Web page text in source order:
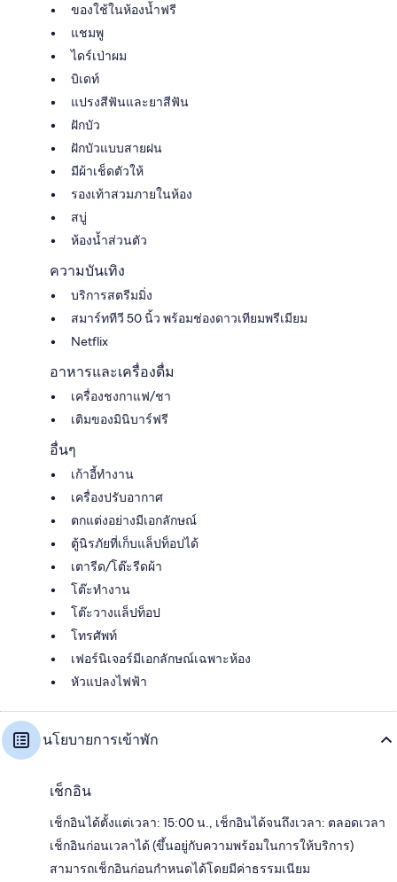
ของใช้ในห้องน้ำฟรี
แชมพู
ไดร์เป่าผม
บิเดท์
แปรงสีฟันและยาสีฟัน
ฝักบัว
ฝักบัวแบบสายฝน
มีผ้าเช็ดตัวให้
รองเท้าสวมภายในห้อง
สบู่
ห้องน้ำส่วนตัว
ความบันเทิง
บริการสตรีมมิ่ง
สมาร์ททีวี 50 นิ้ว พร้อมช่องดาวเทียมพรีเมียม
Netflix
อาหารและเครื่องดื่ม
เครื่องชงกาแฟ/ชา
เติมของมินิบาร์ฟรี
อื่นๆ
เก้าอี้ทำงาน
เครื่องปรับอากาศ
ตกแต่งอย่างมีเอกลักษณ์
ตู้นิรภัยที่เก็บแล็ปท็อปได้
เตารีด/โต๊ะรีดผ้า
โต๊ะทำงาน
โต๊ะวางแล็ปท็อป
โทรศัพท์
เฟอร์นิเจอร์มีเอกลักษณ์เฉพาะห้อง
หัวแปลงไฟฟ้า
นโยบายการเข้าพัก
เช็กอิน
เช็กอินได้ตั้งแต่เวลา: 15:00 น., เช็กอินได้จนถึงเวลา: ตลอดเวลา
เช็กอินก่อนเวลาได้ (ขึ้นอยู่กับความพร้อมในการให้บริการ)
สามารถเช็กอินก่อนกำหนดได้โดยมีค่าธรรมเนียม